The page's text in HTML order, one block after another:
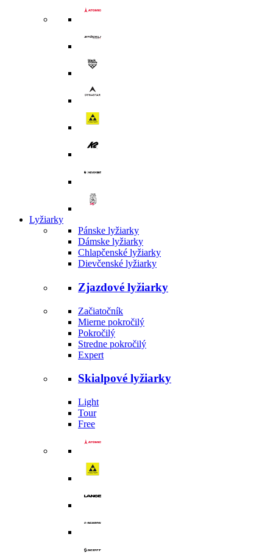
Lyžiarky
Pánske lyžiarky
Dámske lyžiarky
Chlapčenské lyžiarky
Dievčenské lyžiarky
Zjazdové lyžiarky
Začiatočník
Mierne pokročilý
Pokročilý
Stredne pokročilý
Expert
Skialpové lyžiarky
Light
Tour
Free